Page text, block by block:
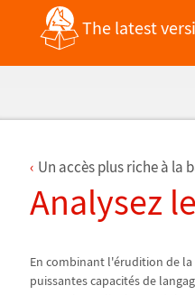
nouvelles fonctionnalités
The latest
Un accès plus riche à la
Analysez
En combinant l'érudition de la
puissantes capacités de